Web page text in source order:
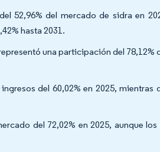
52,96% del mercado de sidra en
hasta 2031.
una participación del 78,12%
del 60,02% en 2025, mientras
del 72,02% en 2025, aunque